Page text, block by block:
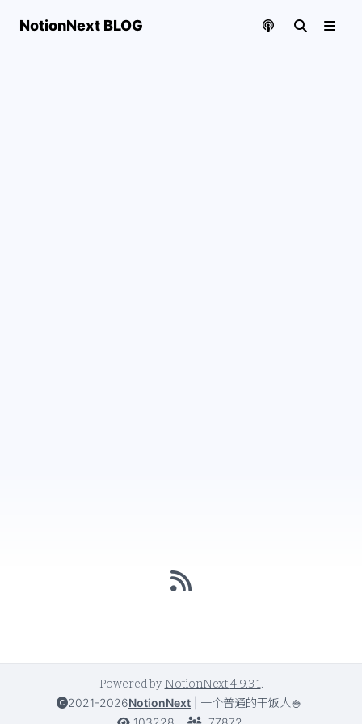
NotionNext BLOG
Powered by NotionNext4.9.3.1.
2021-2026NotionNext
一个普通的干饭人🍚